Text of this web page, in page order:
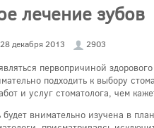
лечение зубов
28 декабря 2013 2903
первопричиной
подходить к выбору
и услуг стоматолога, чем
будет внимательно изучена в